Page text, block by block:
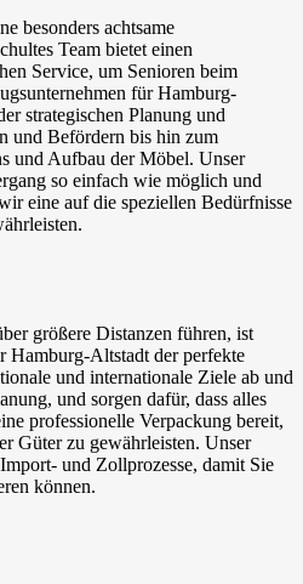
besonders achtsame
Team bietet einen
Service, um Senioren beim
für Hamburg-
strategischen Planung und
und Befördern bis hin zum
und Aufbau der Möbel. Unser
so einfach wie möglich und
eine auf die speziellen Bedürfnisse
größere Distanzen führen, ist
Hamburg-Altstadt der perfekte
und internationale Ziele ab und
und sorgen dafür, dass alles
professionelle Verpackung bereit,
Güter zu gewährleisten. Unser
und Zollprozesse, damit Sie
können.